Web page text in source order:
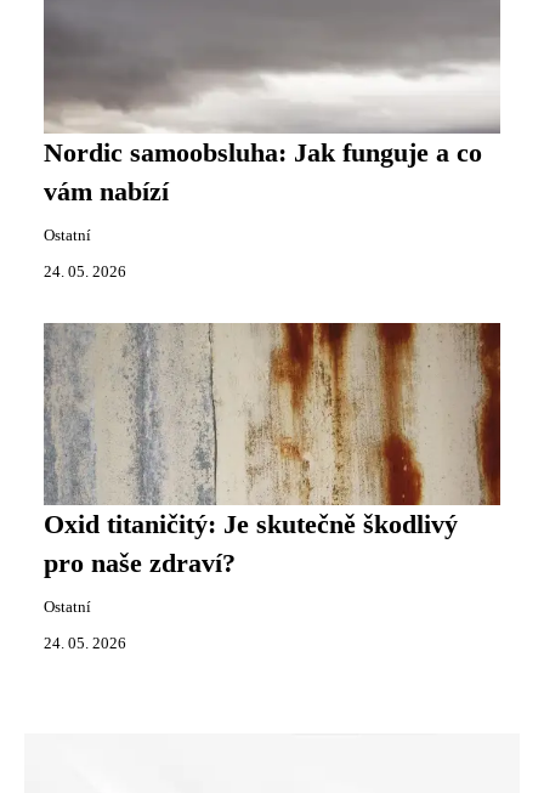
Nordic samoobsluha: Jak funguje a co
vám nabízí
Ostatní
24. 05. 2026
Oxid titaničitý: Je skutečně škodlivý
pro naše zdraví?
Ostatní
24. 05. 2026